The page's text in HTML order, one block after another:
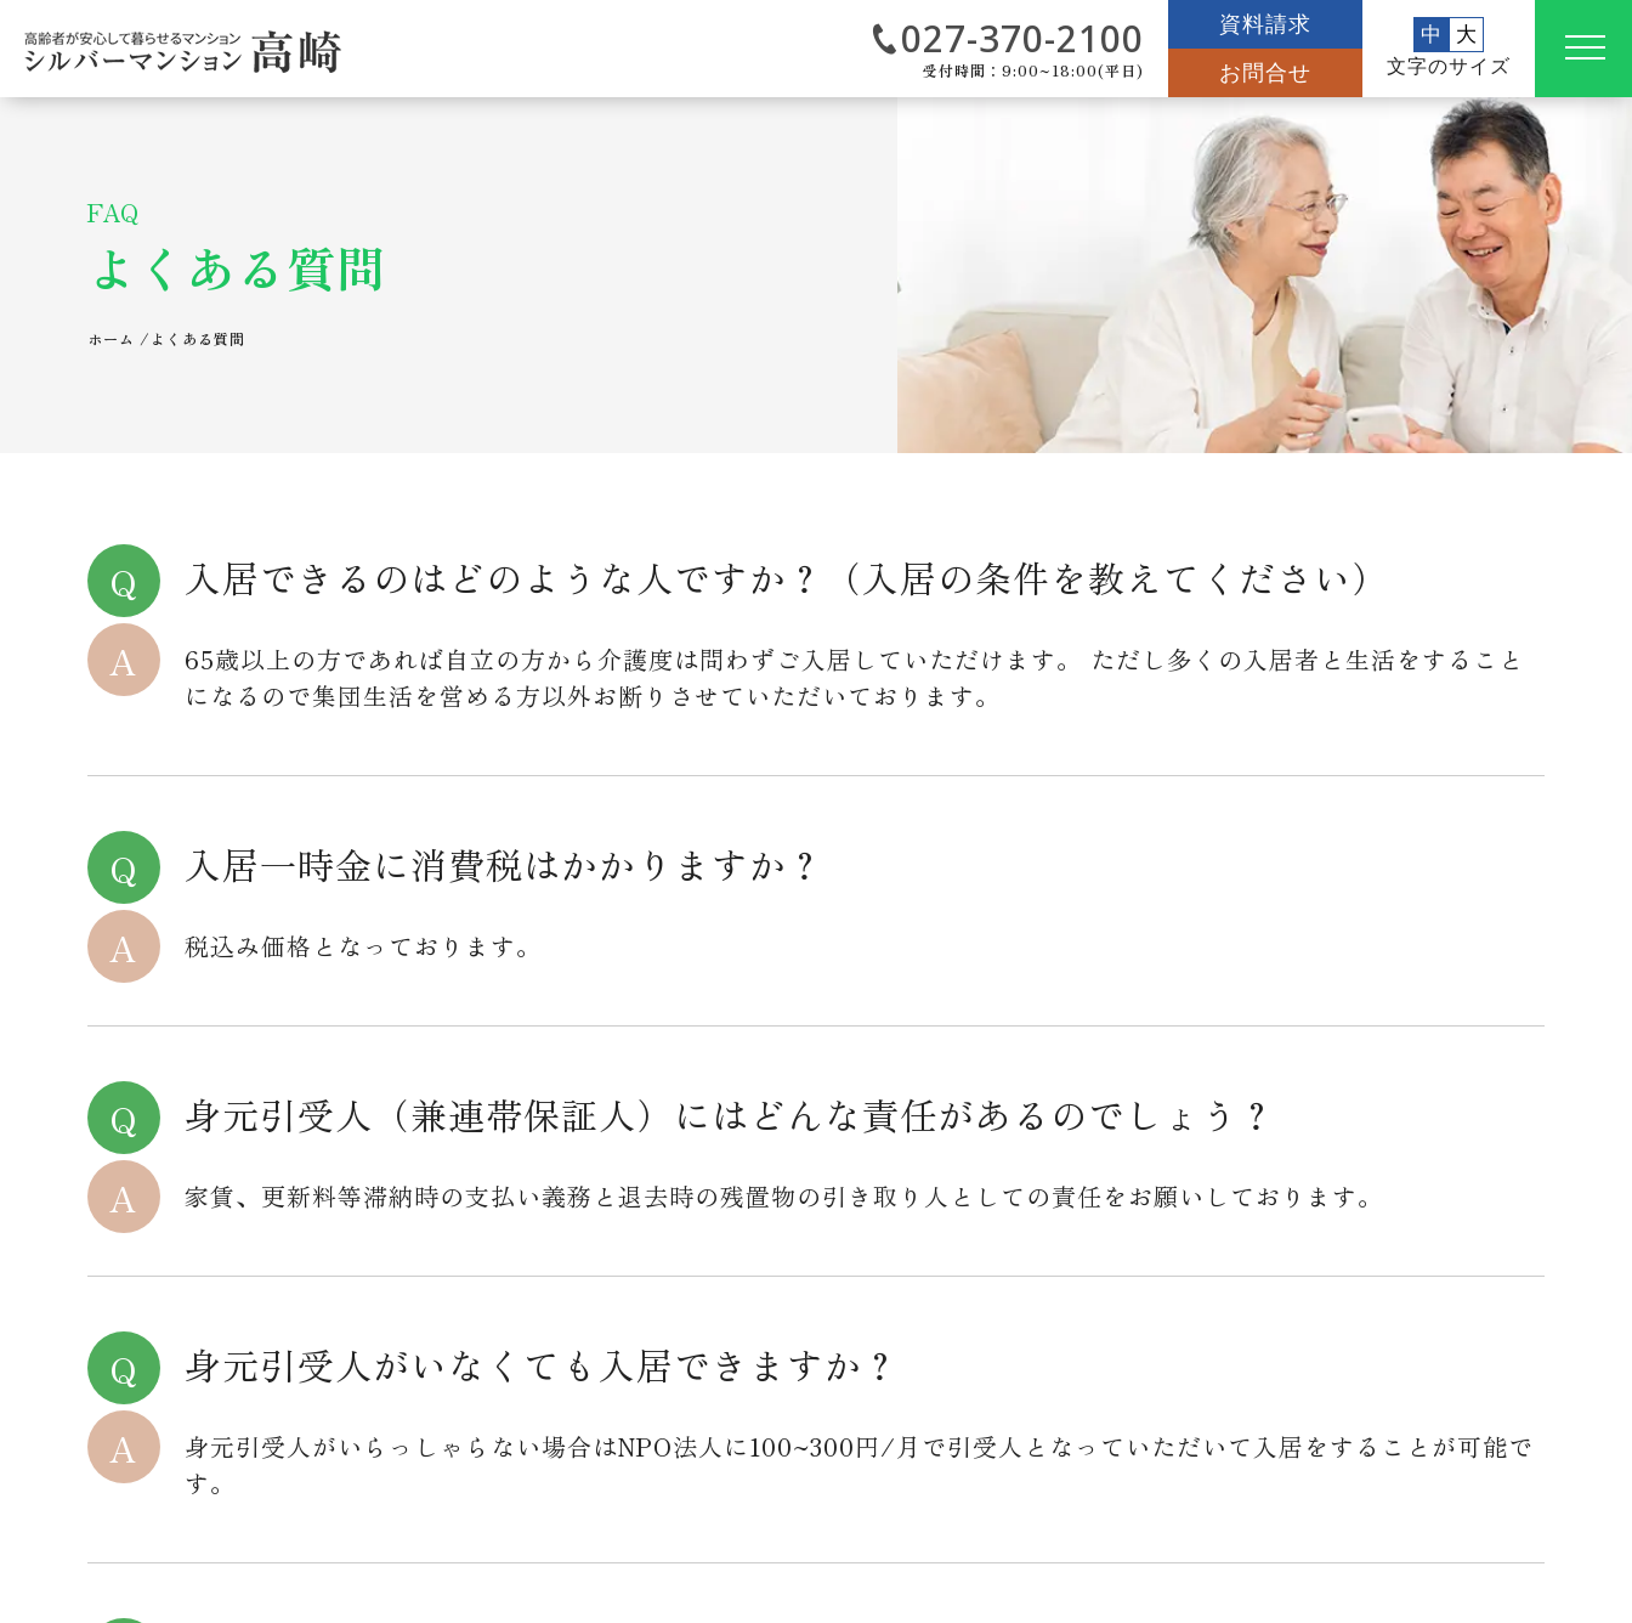
027-370-2100
受付時間：9:00~18:00(平日)
資料請求
お問合せ
中 大
文字のサイズ
FAQ
よくある質問
ホーム / よくある質問
入居できるのはどのような人ですか？（入居の条件を教えてください）
65歳以上の方であれば自立の方から介護度は問わずご入居していただけます。 ただし多くの入居者と生活をすること
になるので集団生活を営める方以外お断りさせていただいております。
入居一時金に消費税はかかりますか？
税込み価格となっております。
身元引受人（兼連帯保証人）にはどんな責任があるのでしょう？
家賃、更新料等滞納時の支払い義務と退去時の残置物の引き取り人としての責任をお願いしております。
身元引受人がいなくても入居できますか？
身元引受人がいらっしゃらない場合はNPO法人に100~300円/月で引受人となっていただいて入居をすることが可能で
す。